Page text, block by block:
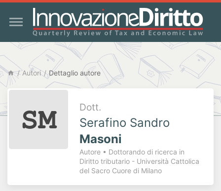
Autori Dettaglio autore
Dott.
Serafino Sandro
Masoni
Autore • Dottorando di ricerca in
Diritto tributario - Università Cattolica
del Sacro Cuore di Milano